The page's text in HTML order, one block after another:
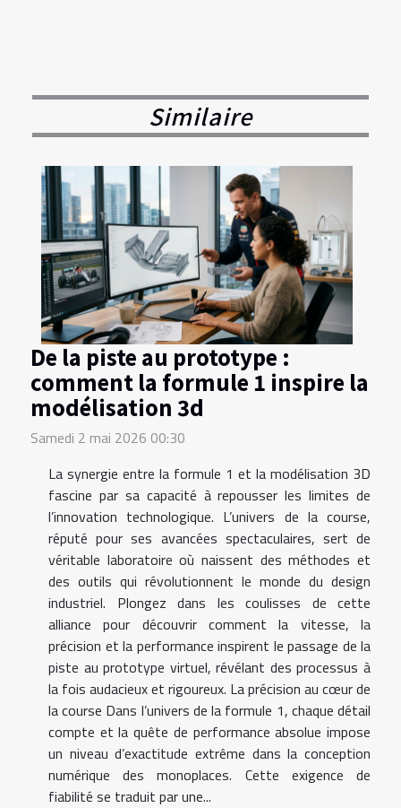
Similaire
De la piste au prototype :
comment la formule 1 inspire la
modélisation 3d
Samedi 2 mai 2026 00:30
La synergie entre la formule 1 et la modélisation 3D
fascine par sa capacité à repousser les limites de
l’innovation technologique. L’univers de la course,
réputé pour ses avancées spectaculaires, sert de
véritable laboratoire où naissent des méthodes et
des outils qui révolutionnent le monde du design
industriel. Plongez dans les coulisses de cette
alliance pour découvrir comment la vitesse, la
précision et la performance inspirent le passage de la
piste au prototype virtuel, révélant des processus à
la fois audacieux et rigoureux. La précision au cœur de
la course Dans l’univers de la formule 1, chaque détail
compte et la quête de performance absolue impose
un niveau d’exactitude extrême dans la conception
numérique des monoplaces. Cette exigence de
fiabilité se traduit par une...